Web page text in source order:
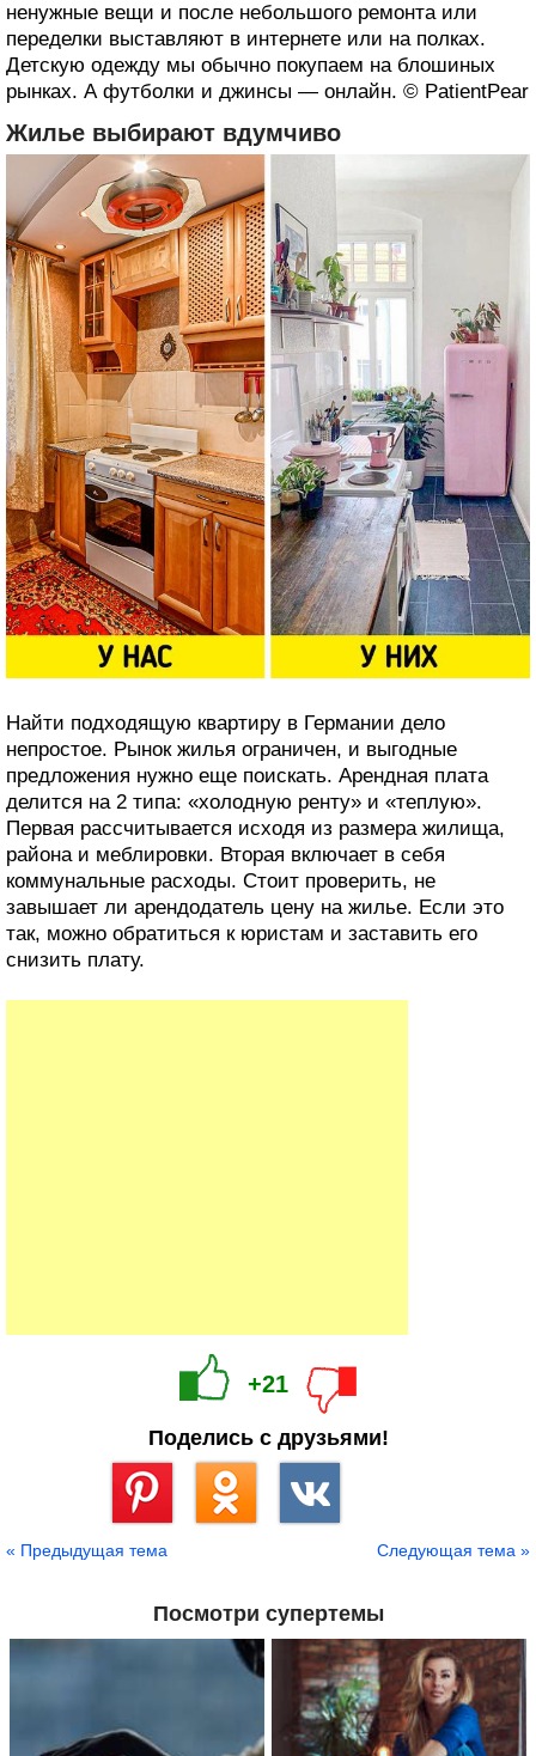
ненужные вещи и после небольшого ремонта или
переделки выставляют в интернете или на полках.
Детскую одежду мы обычно покупаем на блошиных
рынках. А футболки и джинсы — онлайн. © PatientPear
Жилье выбирают вдумчиво
Найти подходящую квартиру в Германии дело
непростое. Рынок жилья ограничен, и выгодные
предложения нужно еще поискать. Арендная плата
делится на 2 типа: «холодную ренту» и «теплую».
Первая рассчитывается исходя из размера жилища,
района и меблировки. Вторая включает в себя
коммунальные расходы. Cтоит проверить, не
завышает ли арендодатель цену на жилье. Если это
так, можно обратиться к юристам и заставить его
снизить плату.
+21
Поделись с друзьями!
« Предыдущая тема Следующая тема »
Посмотри супертемы